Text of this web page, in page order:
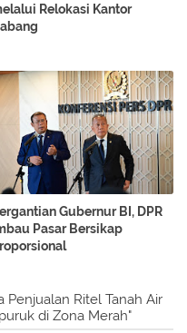
Relokasi Kantor
Gubernur BI, DPR
Pasar Bersikap
Ritel Tanah Air
di Zona Merah"